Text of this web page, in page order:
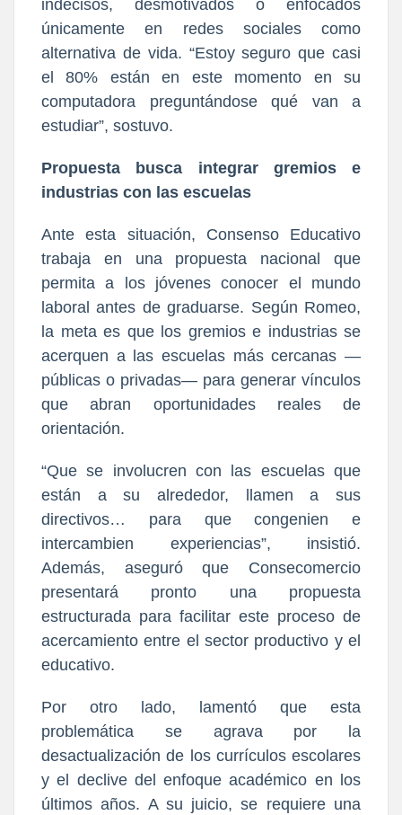
indecisos, desmotivados o enfocados
únicamente en redes sociales como
alternativa de vida. “Estoy seguro que casi
el 80% están en este momento en su
computadora preguntándose qué van a
estudiar”, sostuvo.
Propuesta busca integrar gremios e
industrias con las escuelas
Ante esta situación, Consenso Educativo
trabaja en una propuesta nacional que
permita a los jóvenes conocer el mundo
laboral antes de graduarse. Según Romeo,
la meta es que los gremios e industrias se
acerquen a las escuelas más cercanas —
públicas o privadas— para generar vínculos
que abran oportunidades reales de
orientación.
“Que se involucren con las escuelas que
están a su alrededor, llamen a sus
directivos… para que congenien e
intercambien experiencias”, insistió.
Además, aseguró que Consecomercio
presentará pronto una propuesta
estructurada para facilitar este proceso de
acercamiento entre el sector productivo y el
educativo.
Por otro lado, lamentó que esta
problemática se agrava por la
desactualización de los currículos escolares
y el declive del enfoque académico en los
últimos años. A su juicio, se requiere una